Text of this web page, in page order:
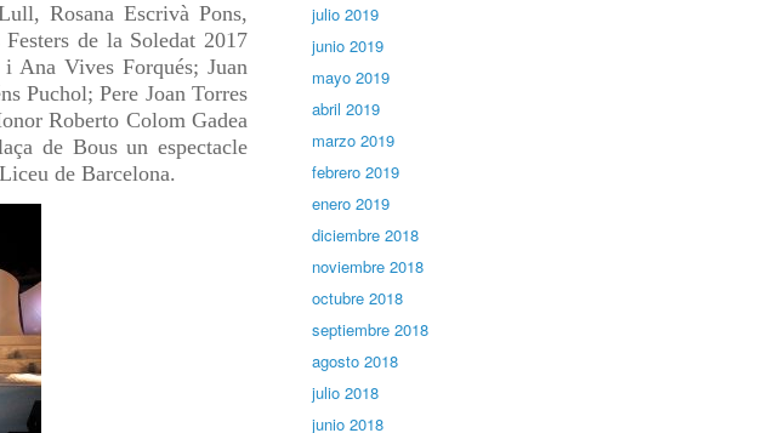
Rosana Escrivà Pons,
de la Soledat 2017
Ana Vives Forqués; Juan
Puchol; Pere Joan Torres
Roberto Colom Gadea
de Bous un espectacle
de Barcelona.
julio 2019
junio 2019
mayo 2019
abril 2019
marzo 2019
febrero 2019
enero 2019
diciembre 2018
noviembre 2018
octubre 2018
septiembre 2018
agosto 2018
julio 2018
junio 2018